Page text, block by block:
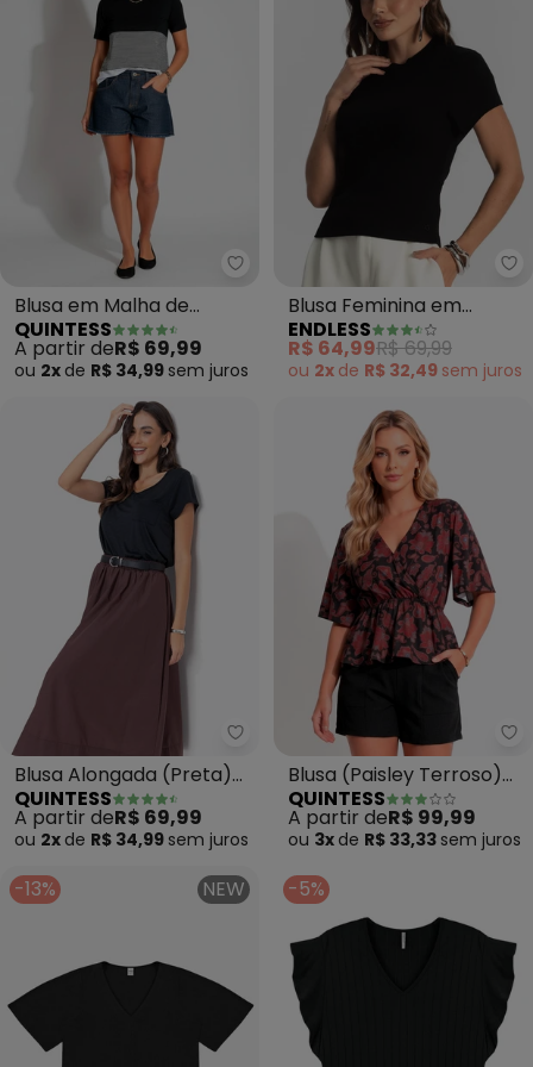
Quintess - Blusa em Malha de
Blusa em Malha de
Viscose (Listras Preta)
QUINTESS
A partir deR$ 69,99
ou 2x de R$ 34,99 sem juros
Blusa Feminina em
Ribana (Preto)
ENDLESS
R$ 64,99R$ 69,99
ou 2x de R$ 32,49 sem juros
Quintess - Blusa Alongada
Blusa Alongada (Preta)
com Decote V
QUINTESS
A partir deR$ 69,99
ou 2x de R$ 34,99 sem juros
Blusa (Paisley Terroso)
em Malha Fria
QUINTESS
A partir deR$ 99,99
ou 3x de R$ 33,33 sem juros
-13% NEW -5%